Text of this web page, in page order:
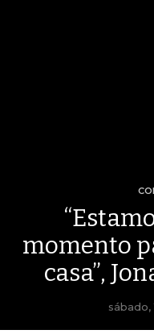
momento
casa”,
sábado,